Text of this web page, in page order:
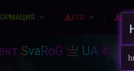
ECD
SvaRoG 亗 UA ©